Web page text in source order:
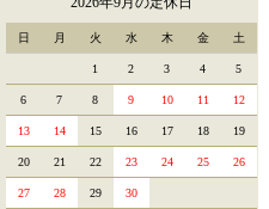
日 月 火 水 木 金 土
1 2 3 4 5
6 7 8 9 10 11 12
13 14 15 16 17 18 19
20 21 22 23 24 25 26
27 28 29 30